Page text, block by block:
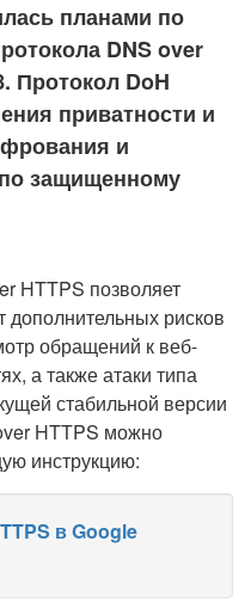
планами по
DNS over
Протокол DoH
приватности и
и
защищенному
HTTPS позволяет
дополнительных рисков
обращений к веб-
а также атаки типа
стабильной версии
HTTPS можно
инструкцию:
в Google